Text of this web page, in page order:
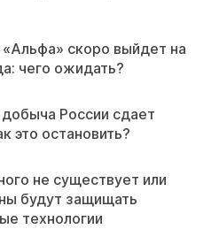
скоро выйдет на
чего ожидать?
России сдает
это остановить?
не существует или
будут защищать
технологии